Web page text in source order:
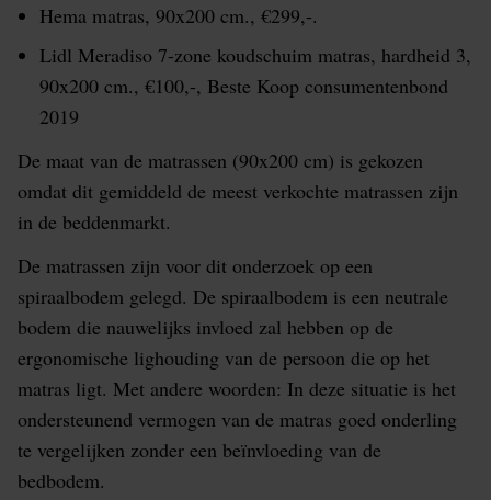
Hema matras, 90x200 cm., €299,-.
Lidl Meradiso 7-zone koudschuim matras, hardheid 3,
90x200 cm., €100,-, Beste Koop consumentenbond
2019
De maat van de matrassen (90x200 cm) is gekozen
omdat dit gemiddeld de meest verkochte matrassen zijn
in de beddenmarkt.
De matrassen zijn voor dit onderzoek op een
spiraalbodem gelegd. De spiraalbodem is een neutrale
bodem die nauwelijks invloed zal hebben op de
ergonomische lighouding van de persoon die op het
matras ligt. Met andere woorden: In deze situatie is het
ondersteunend vermogen van de matras goed onderling
te vergelijken zonder een beïnvloeding van de
bedbodem.